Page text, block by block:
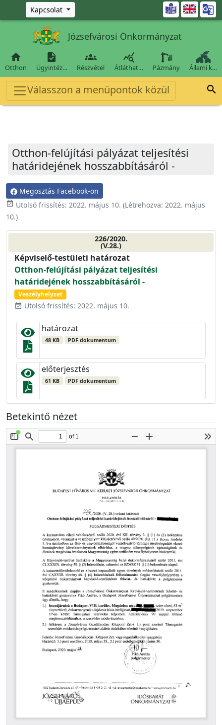
Ugrás a fő tartalomra
Kapcsolat 
Józsefvárosi Önkormányzat

Otthon

Ügyintéz…

Részvétel

Átláthat… Pázmány Állami k…
Válasszon a menüpontok közül 
Otthon-felújítási pályázat teljesítési
határidejének hosszabbításáról -
Megosztás Facebook-on
event_available Utolsó frissítés: 2022. május 10. (Létrehozva: 2022. május
10.)
226/2020.
(V.28.)
Képviselő-testületi határozat
Otthon-felújítási pályázat teljesítési
határidejének hosszabbításáról -
Veszélyhelyzet
event_available Utolsó frissítés: 2022. május 10.
határozat
48 KB PDF dokumentum
előterjesztés
61 KB PDF dokumentum
Betekintő nézet